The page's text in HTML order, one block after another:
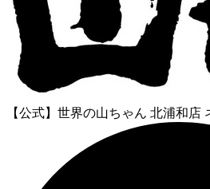
【公式】世界の山ちゃん 北浦和店